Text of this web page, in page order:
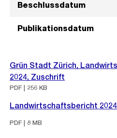
Beschlussdatum
Publikationsdatum
Grün Stadt Zürich,
2024, Zuschrift
PDF | 256 KB
Landwirtschaftsbericht 2024
PDF | 8 MB